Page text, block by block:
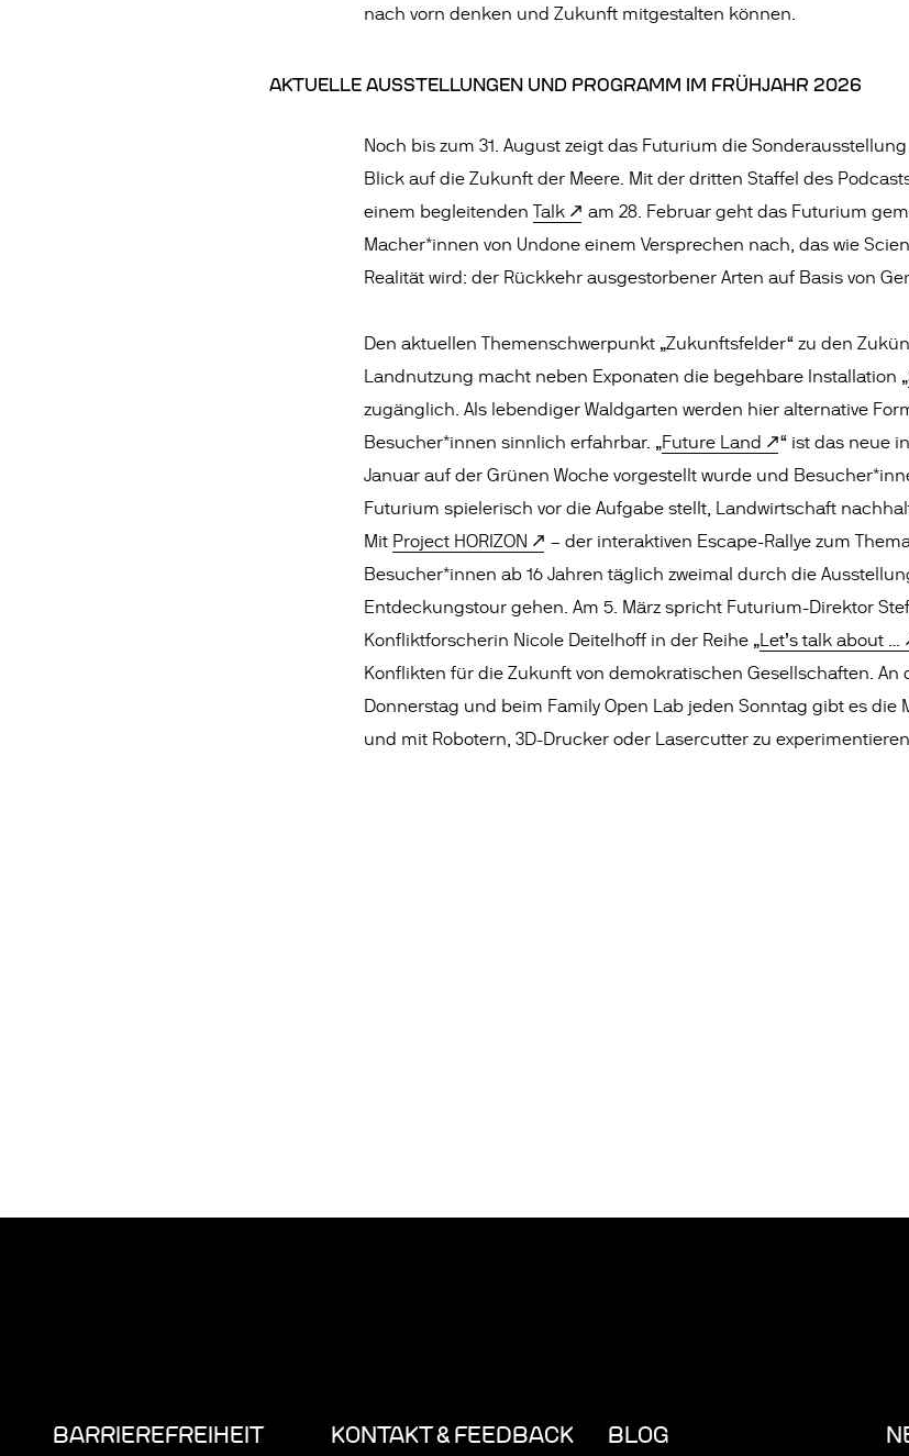
nach vorn denken und Zukunft mitgestalten können.
AKTUELLE AUSSTELLUNGEN UND PROGRAMM IM FRÜHJAHR 2026
Noch bis zum 31. August zeigt das Futurium die Sonderausstellung
Blick auf die Zukunft der Meere. Mit der dritten Staffel des
einem begleitenden Talk
am 28. Februar geht das Futurium
Macher*innen von Undone einem Versprechen nach, das wie
Realität wird: der Rückkehr ausgestorbener Arten auf Basis von
Den aktuellen Themenschwerpunkt „Zukunftsfelder“ zu den
Landnutzung macht neben Exponaten die begehbare Installation „
zugänglich. Als lebendiger Waldgarten werden hier alternative
Besucher*innen sinnlich erfahrbar. „Future Land
“ ist das neue
Januar auf der Grünen Woche vorgestellt wurde und
Futurium spielerisch vor die Aufgabe stellt, Landwirtschaft
Mit Project HORIZON
– der interaktiven Escape-Rallye zum
Besucher*innen ab 16 Jahren täglich zweimal durch die
Entdeckungstour gehen. Am 5. März spricht Futurium-Direktor
Konfliktforscherin Nicole Deitelhoff in der Reihe „Let’s talk about …
Konflikten für die Zukunft von demokratischen Gesellschaften. An
Donnerstag und beim Family Open Lab jeden Sonntag gibt es die
und mit Robotern, 3D-Drucker oder Lasercutter zu
BARRIEREFREIHEIT KONTAKT & FEEDBACK BLOG